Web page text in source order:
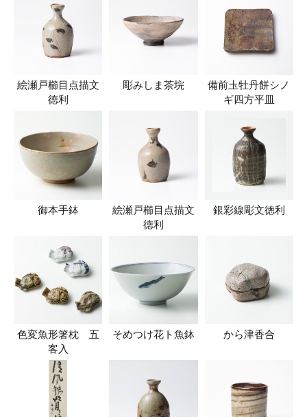
絵瀬戸櫛目点描文
徳利
彫みしま茶垸
備前圡牡丹餅シノ
ギ四方平皿
御本手鉢
絵瀬戸櫛目点描文
徳利
銀彩線彫文徳利
色変魚形箸枕 五
客入
そめつけ花ト魚鉢 から津香合